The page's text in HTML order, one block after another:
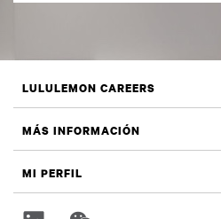
LULULEMON CAREERS
Oportunidades profesionales
OFERTAS DE EMPLEO
MÁS INFORMACIÓN
Sostenibilidad e impacto social
MI PERFIL